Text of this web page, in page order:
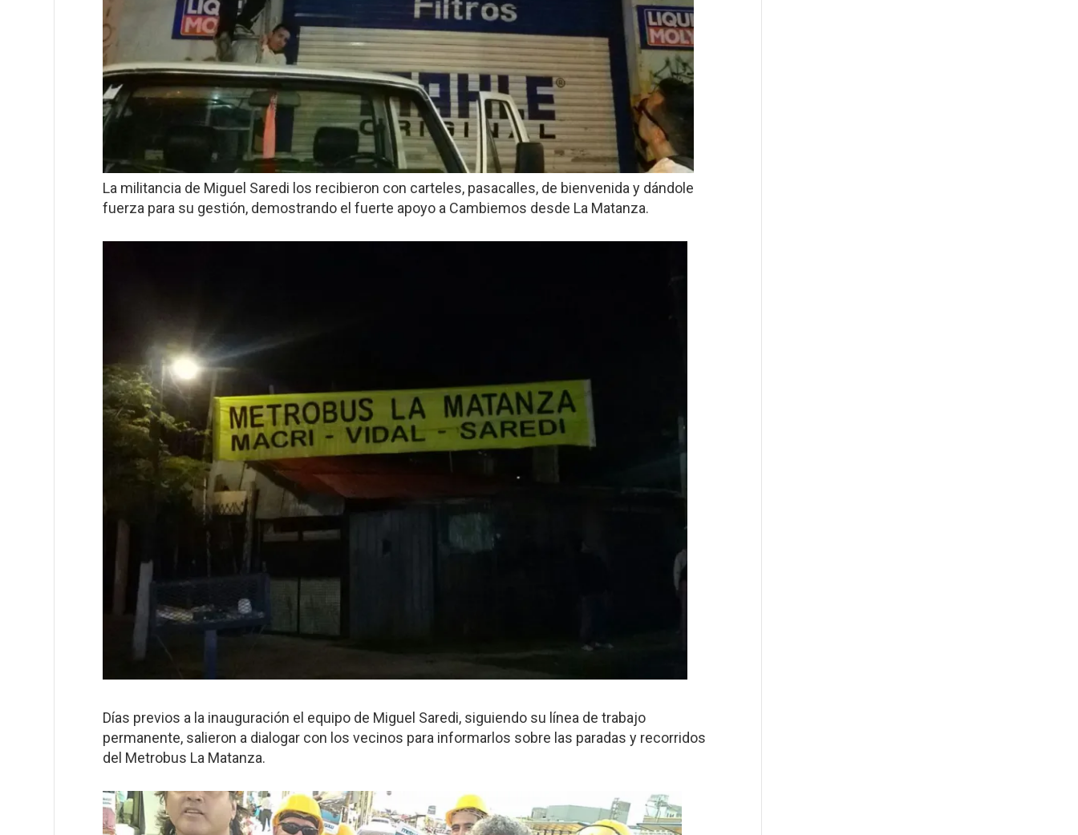
La militancia de Miguel Saredi los recibieron con carteles, pasacalles, de bienvenida y dándole
fuerza para su gestión, demostrando el fuerte apoyo a Cambiemos desde La Matanza.
Días previos a la inauguración el equipo de Miguel Saredi, siguiendo su línea de trabajo
permanente, salieron a dialogar con los vecinos para informarlos sobre las paradas y recorridos
del Metrobus La Matanza.